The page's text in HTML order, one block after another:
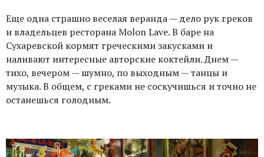
Еще одна страшно веселая веранда — дело рук греков
и владельцев ресторана Molon Lave. В баре на
Сухаревской кормят греческими закусками и
наливают интересные авторские коктейли. Днем —
тихо, вечером — шумно, по выходным — танцы и
музыка. В общем, с греками не соскучишься и точно не
останешься голодным.